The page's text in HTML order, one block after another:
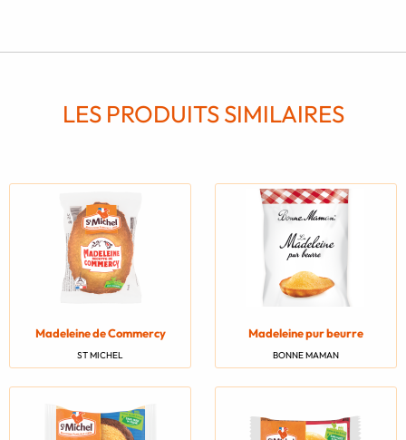
LES PRODUITS SIMILAIRES
Madeleine de Commercy
ST MICHEL
Madeleine pur beurre
BONNE MAMAN